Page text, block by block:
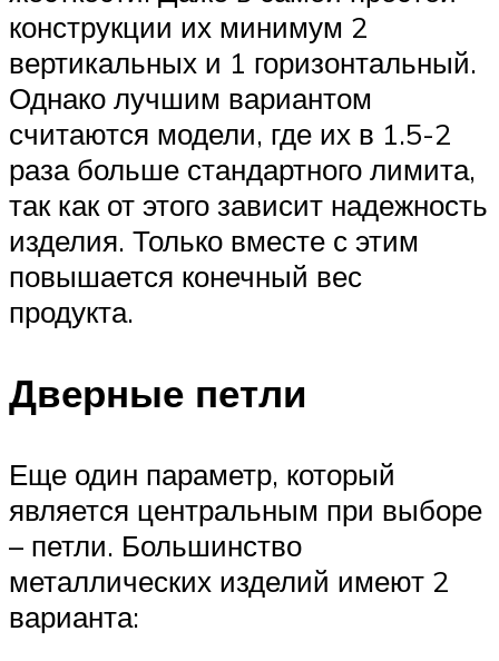
конструкции их минимум 2
вертикальных и 1 горизонтальный.
Однако лучшим вариантом
считаются модели, где их в 1.5-2
раза больше стандартного лимита,
так как от этого зависит надежность
изделия. Только вместе с этим
повышается конечный вес
продукта.
Дверные петли
Еще один параметр, который
является центральным при выборе
– петли. Большинство
металлических изделий имеют 2
варианта: